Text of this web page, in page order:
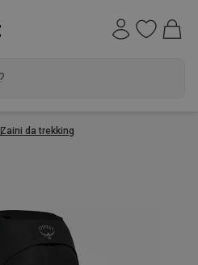
Zaini da trekking